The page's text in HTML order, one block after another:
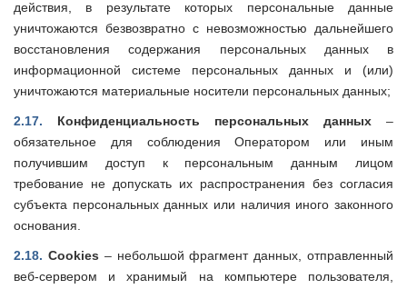
действия, в результате которых персональные данные
уничтожаются безвозвратно с невозможностью дальнейшего
восстановления содержания персональных данных в
информационной системе персональных данных и (или)
уничтожаются материальные носители персональных данных;
2.17. Конфиденциальность персональных данных –
обязательное для соблюдения Оператором или иным
получившим доступ к персональным данным лицом
требование не допускать их распространения без согласия
субъекта персональных данных или наличия иного законного
основания.
2.18. Cookies – небольшой фрагмент данных, отправленный
веб-сервером и хранимый на компьютере пользователя,